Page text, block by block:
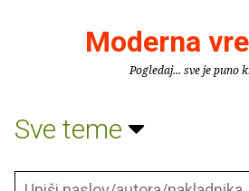
Moderna
Pogledaj... sve je puno
Sve teme